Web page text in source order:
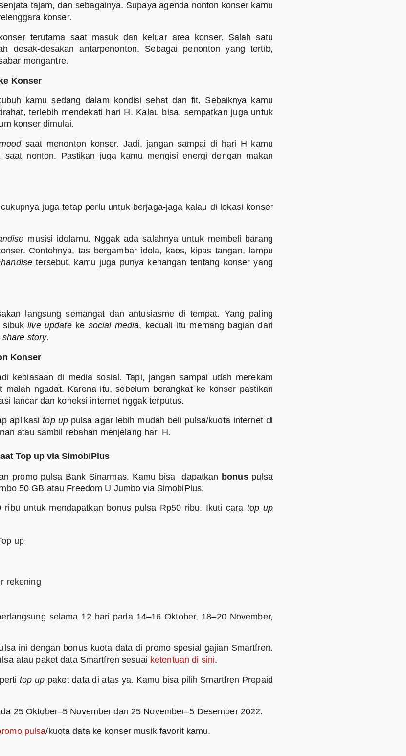
tajam, dan sebagainya. Supaya agenda nonton konser kamu
konser.
terutama saat masuk dan keluar area konser. Salah satu
desak-desakan antarpenonton. Sebagai penonton yang tertib,
mengantre.
Konser
kamu sedang dalam kondisi sehat dan fit. Sebaiknya kamu
terlebih mendekati hari H. Kalau bisa, sempatkan juga untuk
konser dimulai.
saat menonton konser. Jadi, jangan sampai di hari H kamu
nonton. Pastikan juga kamu mengisi energi dengan makan
juga tetap perlu untuk berjaga-jaga kalau di lokasi konser
musisi idolamu. Nggak ada salahnya untuk membeli barang
Contohnya, tas bergambar idola, kaos, kipas tangan, lampu
tersebut, kamu juga punya kenangan tentang konser yang
langsung semangat dan antusiasme di tempat. Yang paling
sibuklive update ke social media, kecuali itu memang bagian dari
share story.
Konser
kebiasaan di media sosial. Tapi, jangan sampai udah merekam
malah ngadat. Karena itu, sebelum berangkat ke konser pastikan
lancar dan koneksi internet nggak terputus.
aplikasitop uppulsa agar lebih mudah beli pulsa/kuota internet di
atau sambil rebahan menjelang hari H.
Top up via SimobiPlus
promo pulsa Bank Sinarmas. Kamu bisa dapatkan bonus pulsa
50 GB atau Freedom U Jumbo via SimobiPlus.
untuk mendapatkan bonus pulsa Rp50 ribu. Ikuti cara top up
up
rekening
selama 12 hari pada 14–16 Oktober, 18–20 November,
ini dengan bonus kuota data di promo spesial gajian Smartfren.
atau paket data Smartfren sesuai ketentuan di sini.
top up paket data di atas ya. Kamu bisa pilih Smartfren Prepaid
25 Oktober–5 November dan 25 November–5 Desember 2022.
pulsa/kuota data ke konser musik favorit kamu.